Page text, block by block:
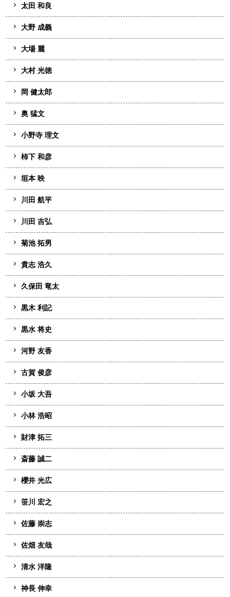
太田 和良
大野 成義
大場 麗
大村 光徳
岡 健太郎
奥 猛文
小野寺 理文
柿下 和彦
垣本 映
川田 航平
川田 吉弘
菊池 拓男
貴志 浩久
久保田 竜太
黒木 利記
黒水 将史
河野 友香
古賀 俊彦
小坂 大吾
小林 浩昭
財津 拓三
斎藤 誠二
櫻井 光広
笹川 宏之
佐藤 崇志
佐畑 友哉
清水 洋隆
神長 伸幸